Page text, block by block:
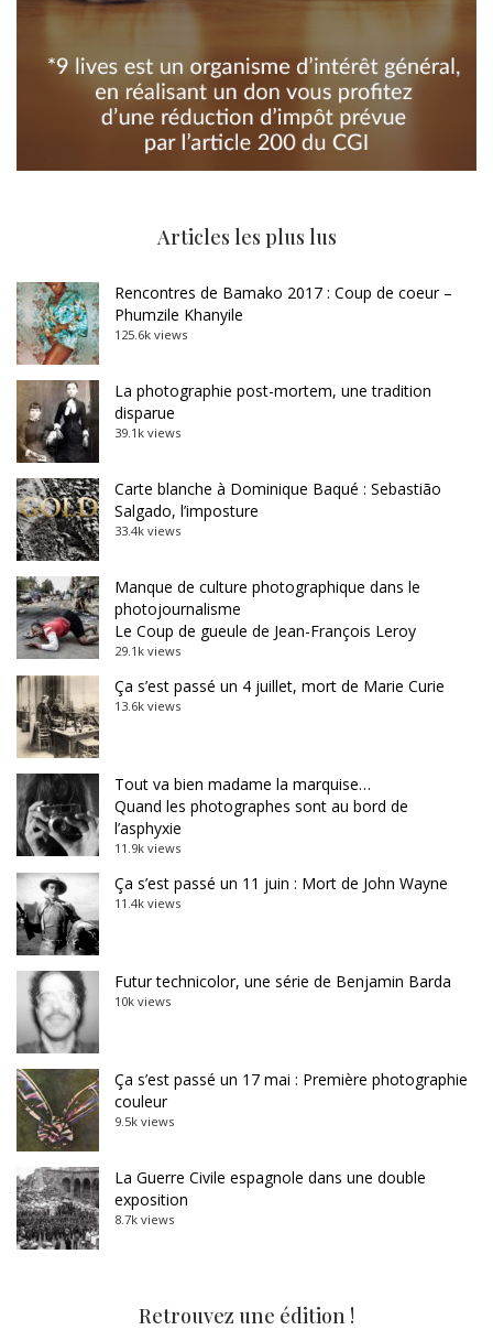
Articles les plus lus
Rencontres de Bamako 2017 : Coup de coeur –
Phumzile Khanyile
125.6k views
La photographie post-mortem, une tradition
disparue
39.1k views
Carte blanche à Dominique Baqué : Sebastião
Salgado, l’imposture
33.4k views
Manque de culture photographique dans le
photojournalisme
Le Coup de gueule de Jean-François Leroy
29.1k views
Ça s’est passé un 4 juillet, mort de Marie Curie
13.6k views
Tout va bien madame la marquise…
Quand les photographes sont au bord de
l’asphyxie
11.9k views
Ça s’est passé un 11 juin : Mort de John Wayne
11.4k views
Futur technicolor, une série de Benjamin Barda
10k views
Ça s’est passé un 17 mai : Première photographie
couleur
9.5k views
La Guerre Civile espagnole dans une double
exposition
8.7k views
Retrouvez une édition !